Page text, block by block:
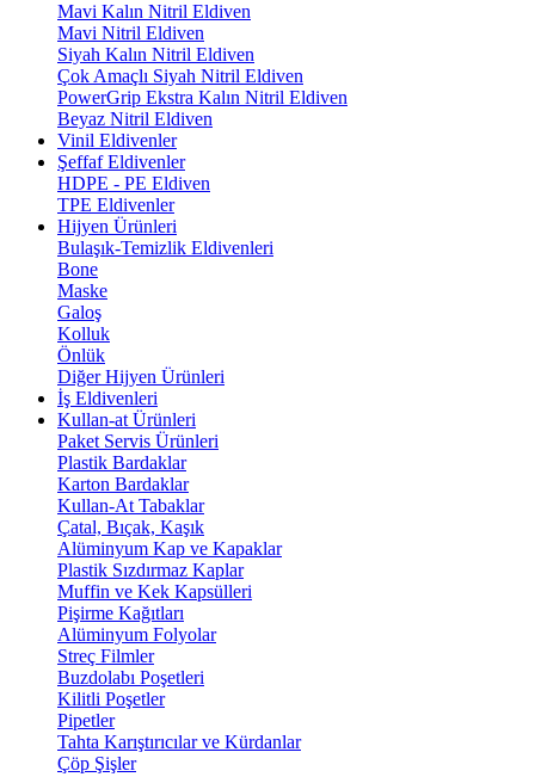
Mavi Kalın Nitril Eldiven
Mavi Nitril Eldiven
Siyah Kalın Nitril Eldiven
Çok Amaçlı Siyah Nitril Eldiven
PowerGrip Ekstra Kalın Nitril Eldiven
Beyaz Nitril Eldiven
Vinil Eldivenler
Şeffaf Eldivenler
HDPE - PE Eldiven
TPE Eldivenler
Hijyen Ürünleri
Bulaşık-Temizlik Eldivenleri
Bone
Maske
Galoş
Kolluk
Önlük
Diğer Hijyen Ürünleri
İş Eldivenleri
Kullan-at Ürünleri
Paket Servis Ürünleri
Plastik Bardaklar
Karton Bardaklar
Kullan-At Tabaklar
Çatal, Bıçak, Kaşık
Alüminyum Kap ve Kapaklar
Plastik Sızdırmaz Kaplar
Muffin ve Kek Kapsülleri
Pişirme Kağıtları
Alüminyum Folyolar
Streç Filmler
Buzdolabı Poşetleri
Kilitli Poşetler
Pipetler
Tahta Karıştırıcılar ve Kürdanlar
Çöp Şişler